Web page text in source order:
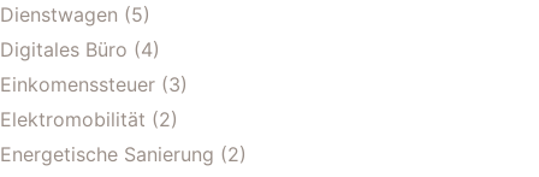
Dienstwagen (5)
Digitales Büro (4)
Einkomenssteuer (3)
Elektromobilität (2)
Energetische Sanierung (2)